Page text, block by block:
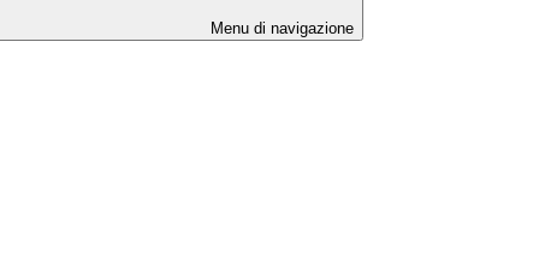
Menu di navigazione